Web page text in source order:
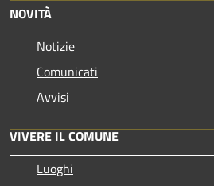
NOVITÀ
Notizie
Comunicati
Avvisi
VIVERE IL COMUNE
Luoghi